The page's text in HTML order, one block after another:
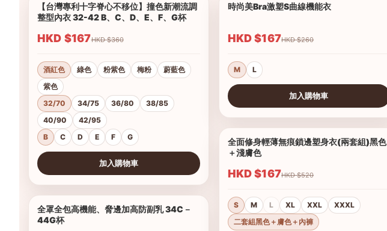
1/12
【台灣專利十字脊心不移位】撞色新潮流調
整型內衣 32-42 B、C、D、E、F、G杯
HKD $167 HKD $360
酒紅色 綠色 粉紫色 梅粉
蔚藍色
紫色
32/70
34/75 36/80
38/85
40/90
42/95
B
C D E F G
加入購物車
1/5
全罩全包高機能、脅邊加高防副乳 34C－
44G杯
時尚美Bra激塑S曲線機能衣
HKD $167 HKD $260
M L
加入購物車
1/10
全面修身輕薄無痕鎖邊塑身衣(兩套組)黑色
＋淺膚色
HKD $167 HKD $520
S M L XL XXL
XXXL
二套組黑色＋膚色＋內褲